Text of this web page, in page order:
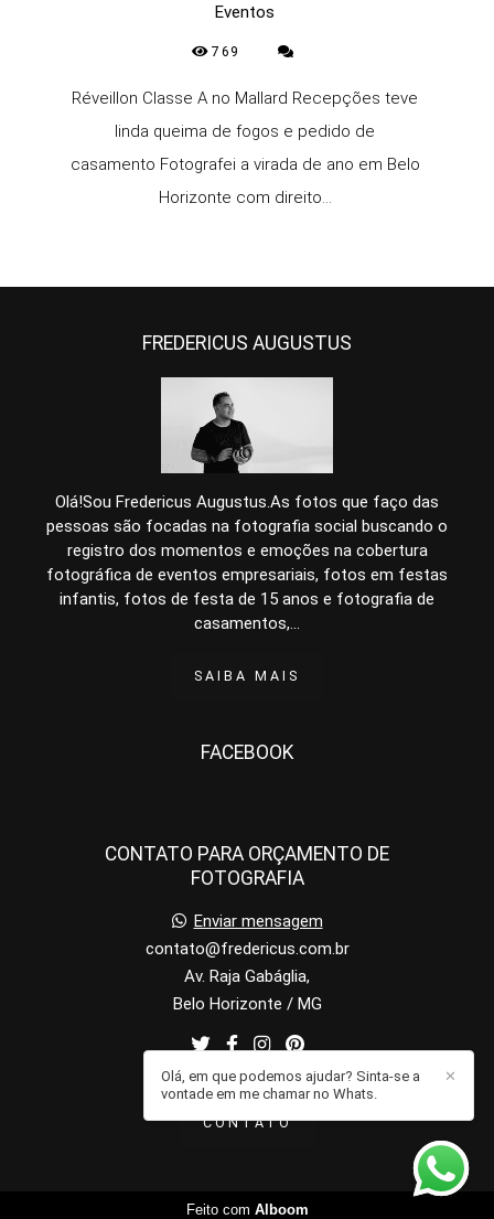
Eventos
769
Réveillon Classe A no Mallard Recepções teve
linda queima de fogos e pedido de
casamento Fotografei a virada de ano em Belo
Horizonte com direito...
FREDERICUS AUGUSTUS
Olá!Sou Fredericus Augustus.As fotos que faço das
pessoas são focadas na fotografia social buscando o
registro dos momentos e emoções na cobertura
fotográfica de eventos empresariais, fotos em festas
infantis, fotos de festa de 15 anos e fotografia de
casamentos,...
SAIBA MAIS
FACEBOOK
CONTATO PARA ORÇAMENTO DE
FOTOGRAFIA
Enviar mensagem
contato@fredericus.com.br
Av. Raja Gabáglia,
Belo Horizonte / MG
CONTATO
✕
Olá, em que podemos ajudar? Sinta-se a
vontade em me chamar no Whats.
Feito com Alboom